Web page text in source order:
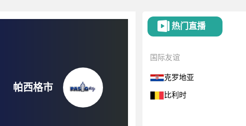
帕西格市
热门直播
国际友谊
克罗地亚
比利时